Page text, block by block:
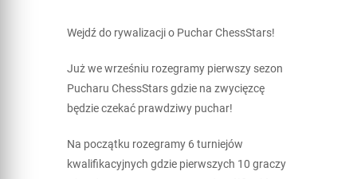
Wejdź do rywalizacji o Puchar ChessStars!
Już we wrześniu rozegramy pierwszy sezon
Pucharu ChessStars gdzie na zwycięzcę
będzie czekać prawdziwy puchar!
Na początku rozegramy 6 turniejów
kwalifikacyjnych gdzie pierwszych 10 graczy